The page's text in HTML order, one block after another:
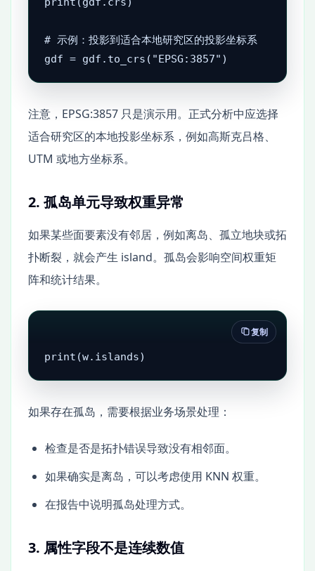
# 示例：投影到适合本地研究区的投影坐标系
gdf = gdf.to_crs("EPSG:3857")
注意，EPSG:3857 只是演示用。正式分析中应选择
适合研究区的本地投影坐标系，例如高斯克吕格、
UTM 或地方坐标系。
2. 孤岛单元导致权重异常
如果某些面要素没有邻居，例如离岛、孤立地块或拓
扑断裂，就会产生 island。孤岛会影响空间权重矩
阵和统计结果。
print(w.islands)
复制
如果存在孤岛，需要根据业务场景处理：
检查是否是拓扑错误导致没有相邻面。
如果确实是离岛，可以考虑使用 KNN 权重。
在报告中说明孤岛处理方式。
3. 属性字段不是连续数值